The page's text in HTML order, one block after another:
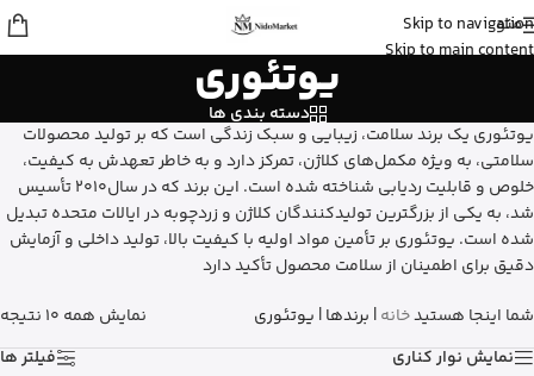
Skip to navigation
Skip to main content
منو
یوتئوری
دسته بندی ها
یوتئوری یک برند سلامت، زیبایی و سبک زندگی است که بر تولید محصولات
سلامتی، به ویژه مکمل‌های کلاژن، تمرکز دارد و به خاطر تعهدش به کیفیت،
خلوص و قابلیت ردیابی شناخته شده است. این برند که در سال2010 تأسیس
شد، به یکی از بزرگترین تولیدکنندگان کلاژن و زردچوبه در ایالات متحده تبدیل
شده است. یوتئوری بر تأمین مواد اولیه با کیفیت بالا، تولید داخلی و آزمایش
دقیق برای اطمینان از سلامت محصول تأکید دارد
شما اینجا هستیدخانه| برندها| یوتئوری
نمایش همه 10 نتیجه
نمایش نوار کناری
فیلتر ها
مهرنوشاز تهران
کلروفیل مایع ناو نعنایی رو خرید کرد